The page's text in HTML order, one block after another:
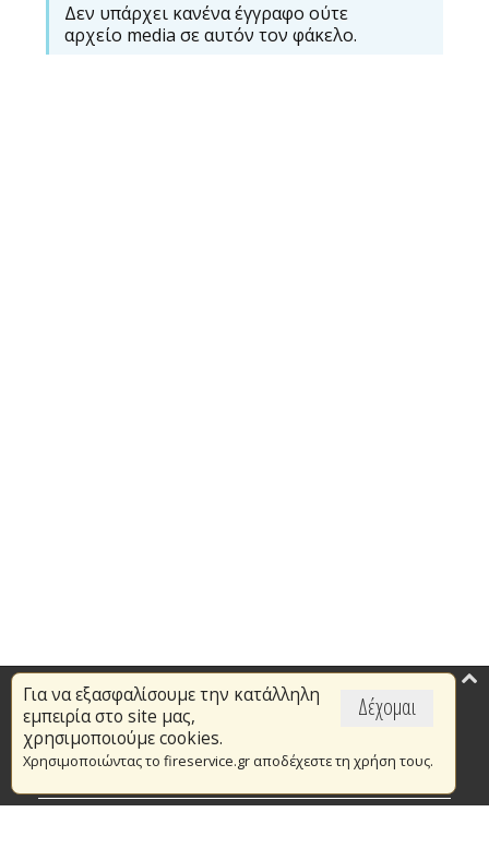
Δεν υπάρχει κανένα έγγραφο ούτε
αρχείο media σε αυτόν τον φάκελο.
Δέχομαι
Για να εξασφαλίσουμε την κατάλληλη
εμπειρία στο site μας,
χρησιμοποιούμε cookies.
Χρησιμοποιώντας το fireservice.gr αποδέχεστε τη χρήση τους.
Επικαιρότητα
Το Πυροσβεστικό Σώμα